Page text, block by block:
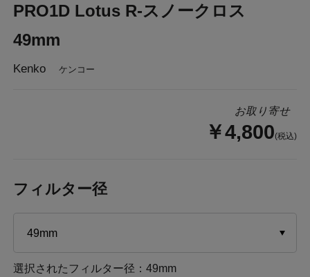
PRO1D Lotus R-スノークロス
49mm
Kenko ケンコー
お取り寄せ
￥4,800(税込)
フィルター径
選択されたフィルター径：49mm